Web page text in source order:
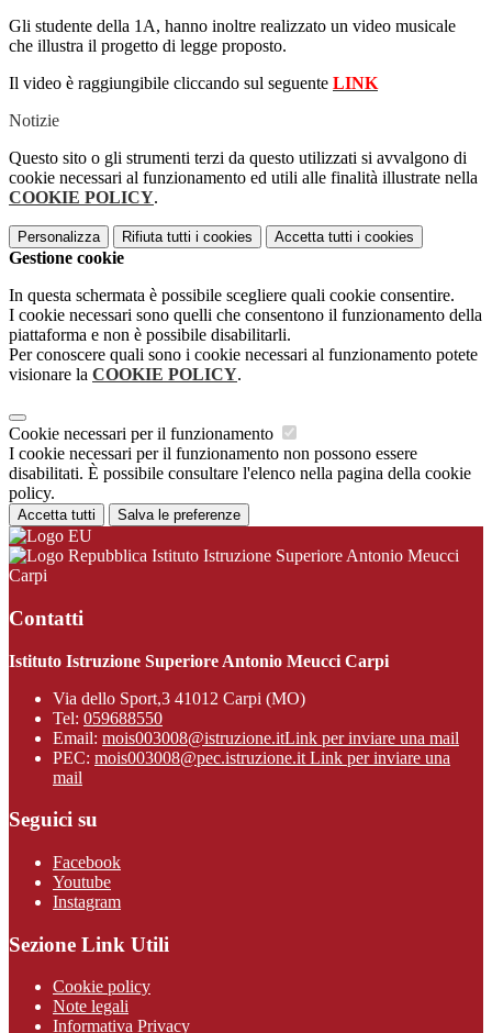
Gli studente della 1A, hanno inoltre realizzato un video musicale
che illustra il progetto di legge proposto.
Il video è raggiungibile cliccando sul seguente LINK
Notizie
Questo sito o gli strumenti terzi da questo utilizzati si avvalgono di
cookie necessari al funzionamento ed utili alle finalità illustrate nella
COOKIE POLICY.
Personalizza Rifiuta tutti i cookies Accetta tutti i cookies
Gestione cookie
In questa schermata è possibile scegliere quali cookie consentire.
I cookie necessari sono quelli che consentono il funzionamento della
piattaforma e non è possibile disabilitarli.
Per conoscere quali sono i cookie necessari al funzionamento potete
visionare la COOKIE POLICY.
Cookie necessari per il funzionamento
I cookie necessari per il funzionamento non possono essere
disabilitati. È possibile consultare l'elenco nella pagina della cookie
policy.
Accetta tutti Salva le preferenze
Istituto Istruzione Superiore Antonio Meucci
Carpi
Contatti
Istituto Istruzione Superiore Antonio Meucci Carpi
Via dello Sport,3 41012 Carpi (MO)
Tel: 059688550
Email: mois003008@istruzione.itLink per inviare una mail
PEC: mois003008@pec.istruzione.it Link per inviare una
mail
Seguici su
Facebook
Youtube
Instagram
Sezione Link Utili
Cookie policy
Note legali
Informativa Privacy